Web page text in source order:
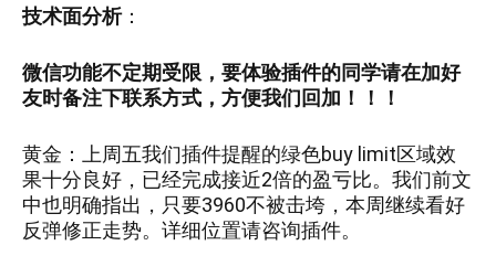
技术面分析：
微信功能不定期受限，要体验插件的同学请在加好
友时备注下联系方式，方便我们回加！！！
黄金： 上周五我们插件提醒的绿色buy limit区域效
果十分良好，已经完成接近2倍的盈亏比。我们前文
中也明确指出，只要3960不被击垮，本周继续看好
反弹修正走势。详细位置请咨询插件。